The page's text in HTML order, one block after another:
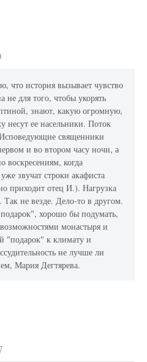
что история вызывает чувство
не для того, чтобы укорять
знают, какую огромную,
несут ее насельники. Поток
священники
и во втором часу ночи, а
воскресениям, когда
звучат строки акафиста
приходит отец И.). Нагрузка
не везде. Дело-то в другом.
хорошо бы подумать,
возможностями монастыря и
"подарок" к климату и
не лучше ли
Мария Дегтярева.